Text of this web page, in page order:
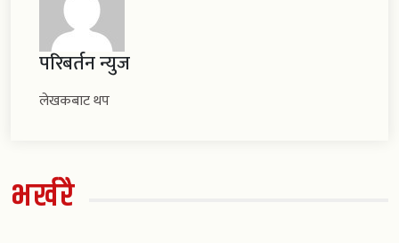
परिबर्तन न्युज
लेखकबाट थप
भर्खरै